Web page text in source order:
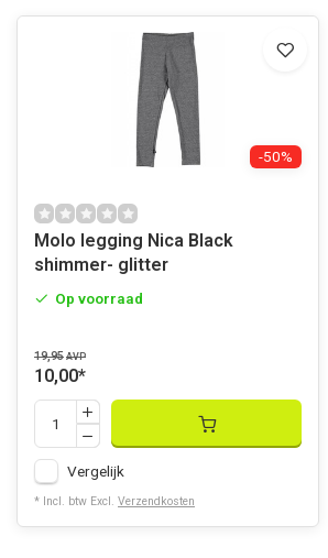
-50%
Molo legging Nica Black
shimmer- glitter
Op voorraad
19,95 AVP
10,00*
Vergelijk
* Incl. btw Excl. Verzendkosten